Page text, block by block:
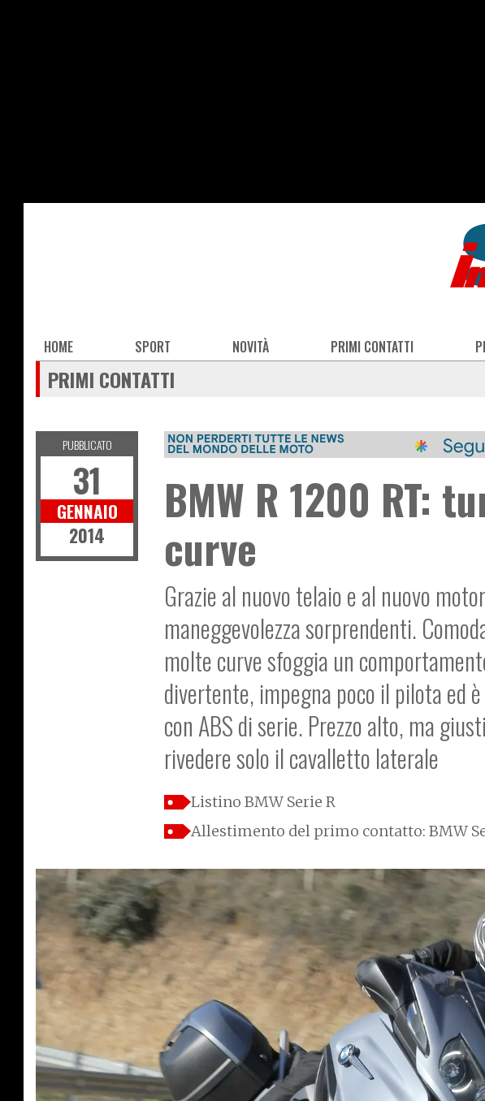
Main
navigation
HOME SPORT NOVITÀ PRIMI CONTATTI
PRIMI CONTATTI
BMW R 1200 RT:
curve
Grazie al nuovo telaio e al nuovo
maneggevolezza sorprendenti.
molte curve sfoggia un
divertente, impegna poco il pilota ed
con ABS di serie. Prezzo alto, ma
rivedere solo il cavalletto laterale
Listino BMW Serie R
Allestimento del primo contatto: BMW
PUBBLICATO
31
GENNAIO
2014